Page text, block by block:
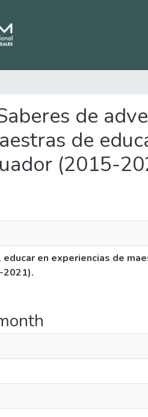
de
de
(2015-
en experiencias de
2021).